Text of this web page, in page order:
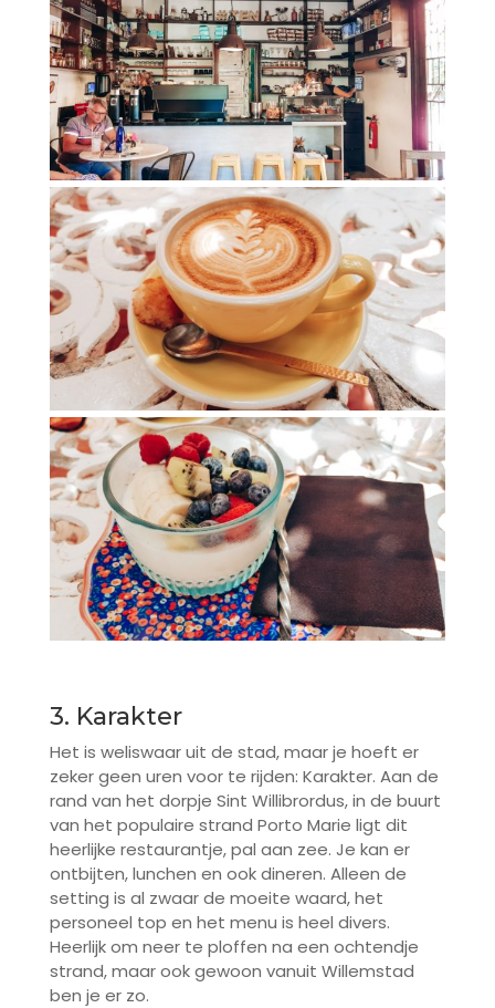
3. Karakter
Het is weliswaar uit de stad, maar je hoeft er
zeker geen uren voor te rijden: Karakter. Aan de
rand van het dorpje Sint Willibrordus, in de buurt
van het populaire strand Porto Marie ligt dit
heerlijke restaurantje, pal aan zee. Je kan er
ontbijten, lunchen en ook dineren. Alleen de
setting is al zwaar de moeite waard, het
personeel top en het menu is heel divers.
Heerlijk om neer te ploffen na een ochtendje
strand, maar ook gewoon vanuit Willemstad
ben je er zo.